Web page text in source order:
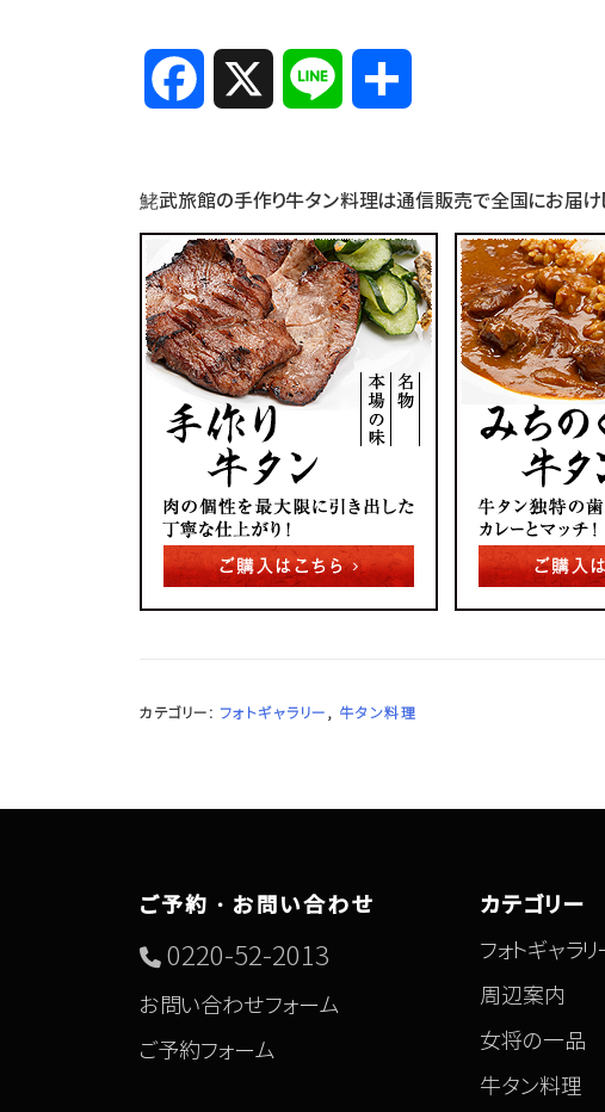
Facebook Line
鮱武旅館の手作り牛タン料理は通信販売で全国にお届け
カテゴリー: フォトギャラリー, 牛タン料理
ご予約・お問い合わせ
0220-52-2013
お問い合わせフォーム
ご予約フォーム
カテゴリー
フォトギャラリ
周辺案内
女将の一品
牛タン料理